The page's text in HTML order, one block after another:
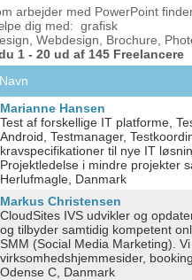
arbejder med PowerPoint
dig med: grafisk
Webdesign, Brochure,
1 - 20 ud af 145 Freelancere
Navn
Marianne Hansen
Test af forskellige IT platforme,
Android, Testmanager,
kravspecifikationer til nye IT
Projektledelse i mindre projekter
Herlufmagle, Danmark
Markus Christensen
CloudSites IVS udvikler og
og tilbyder samtidig kompetent
SMM (Social Media Marketing).
virksomhedshjemmesider,
Odense C, Danmark